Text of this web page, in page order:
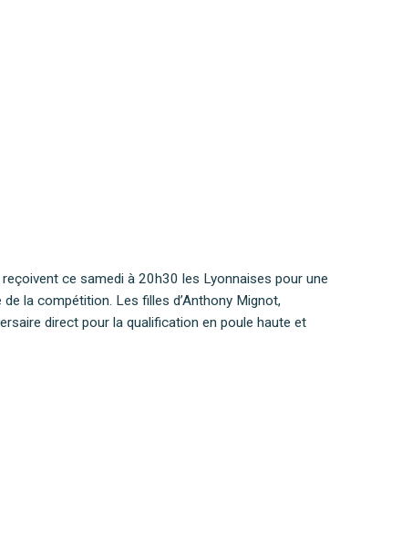
ce samedi à 20h30 les Lyonnaises pour une
la compétition. Les filles d’Anthony Mignot,
direct pour la qualification en poule haute et